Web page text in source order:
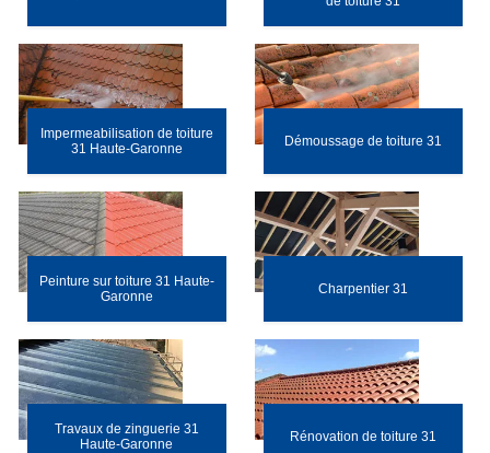
Impermeabilisation de toiture
31 Haute-Garonne
Démoussage de toiture 31
Peinture sur toiture 31 Haute-
Garonne
Charpentier 31
Travaux de zinguerie 31
Haute-Garonne
Rénovation de toiture 31